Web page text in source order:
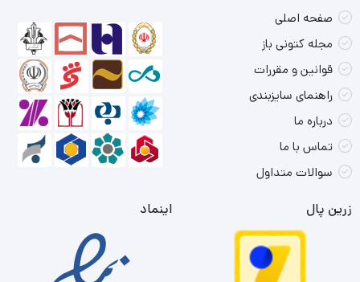
صفحه اصلی
مجله کتونی باز
قوانین و مقررات
راهنمای سایزبندی
درباره ما
تماس با ما
سوالات متداول
زرین پال اینماد